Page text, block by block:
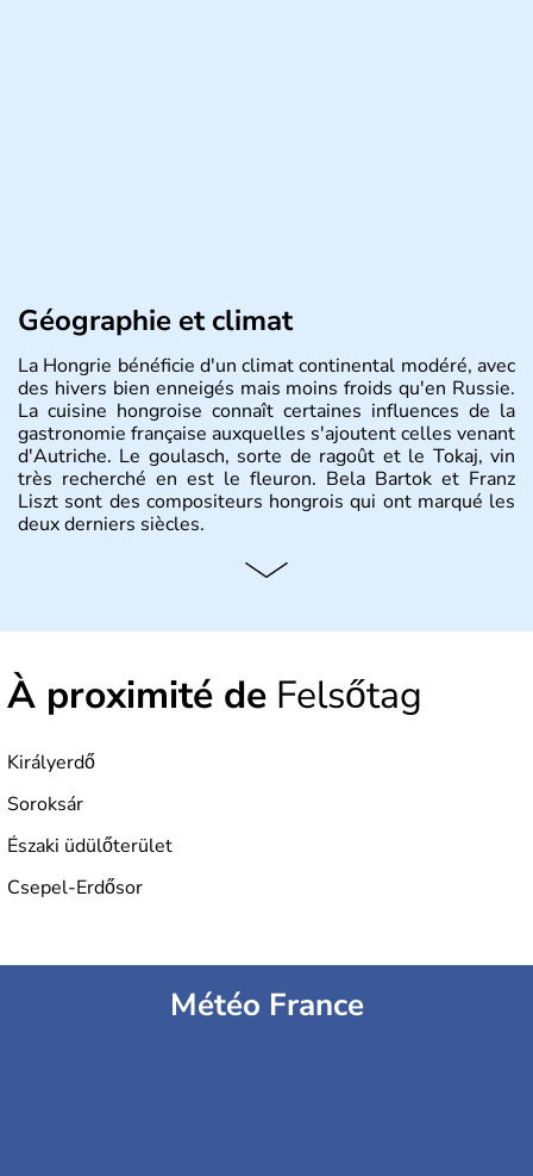
Géographie et climat
La Hongrie bénéficie d'un climat continental modéré, avec
des hivers bien enneigés mais moins froids qu'en Russie.
La cuisine hongroise connaît certaines influences de la
gastronomie française auxquelles s'ajoutent celles venant
d'Autriche. Le goulasch, sorte de ragoût et le Tokaj, vin
très recherché en est le fleuron. Bela Bartok et Franz
Liszt sont des compositeurs hongrois qui ont marqué les
deux derniers siècles.
Histoire et administration
depuis 2004, la Hongrie est aussi appelée « pays magyar
pays dont la langue est bien-sûr le hongrois et la
monnaie le forint. Sa capitale s'appelle Budapest.
développée en Hongrie.
À proximité de Felsőtag
Királyerdő
Soroksár
Északi üdülőterület
Csepel-Erdősor
Météo France